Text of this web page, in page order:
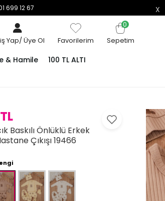
699 12 67
Yap/Üye Ol Favorilerim
0
Sepetim
& Hamile
100 TL ALTI
Baskılı Önlüklü Erkek
Çıkışı 19466